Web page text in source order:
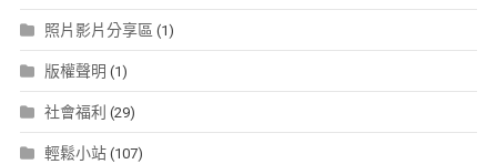
照片影片分享區 (1)
版權聲明 (1)
社會福利 (29)
輕鬆小站(107)